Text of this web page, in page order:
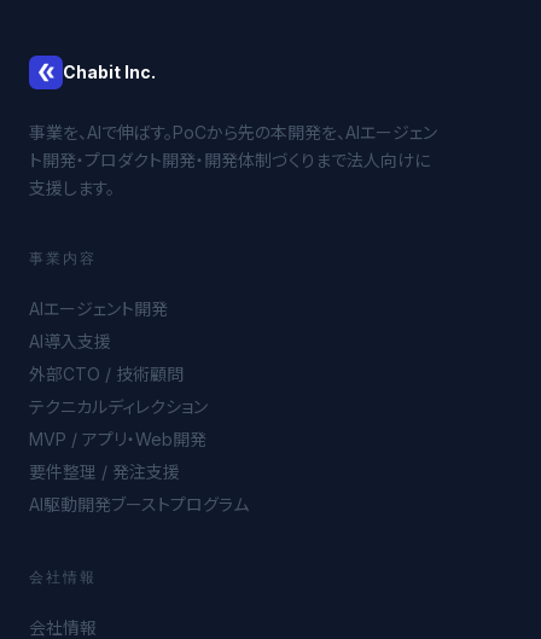
Chabit Inc.
事業を、AIで伸ばす。PoCから先の本開発を、AIエージェン
ト開発・プロダクト開発・開発体制づくりまで法人向けに
支援します。
事業内容
AIエージェント開発
AI導入支援
外部CTO / 技術顧問
テクニカルディレクション
MVP / アプリ・Web開発
要件整理 / 発注支援
AI駆動開発ブーストプログラム
会社情報
会社情報